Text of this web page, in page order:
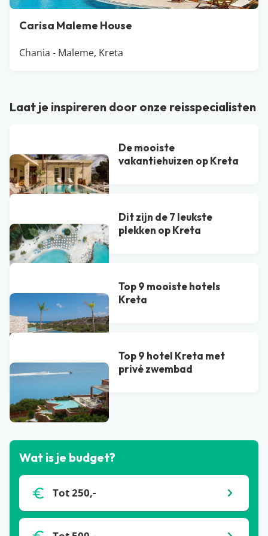
Carisa Maleme House
Chania - Maleme, Kreta
Laat je inspireren door onze reisspecialisten
De mooiste
vakantiehuizen op Kreta
Dit zijn de 7 leukste
plekken op Kreta
Top 9 mooiste hotels
Kreta
Top 9 hotel Kreta met
privé zwembad​
Bekijk alle blogs
Wat is je budget?
Tot 250,-